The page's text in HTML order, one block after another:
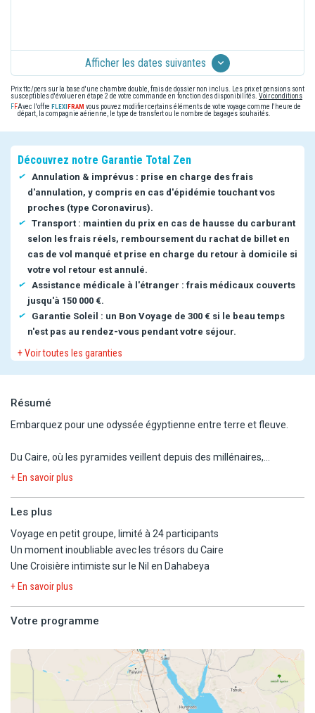
Afficher les dates suivantes
Prix ttc/pers sur la base d'une chambre double, frais de dossier non inclus. Les prix et pensions sont
susceptibles d'évoluer en étape 2 de votre commande en fonction des disponibilités. Voir conditions
Avec l'offre
vous pouvez modifier certains éléments de votre voyage comme l'heure de
départ, la compagnie aérienne, le type de transfert ou le nombre de bagages souhaités.
Découvrez notre Garantie Total Zen
Annulation & imprévus : prise en charge des frais
d'annulation, y compris en cas d'épidémie touchant vos
proches (type Coronavirus).
Transport : maintien du prix en cas de hausse du carburant
selon les frais réels, remboursement du rachat de billet en
cas de vol manqué et prise en charge du retour à domicile si
votre vol retour est annulé.
Assistance médicale à l'étranger : frais médicaux couverts
jusqu'à 150 000 €.
Garantie Soleil : un Bon Voyage de 300 € si le beau temps
n'est pas au rendez-vous pendant votre séjour.
+ Voir toutes les garanties
Résumé
Embarquez pour une odyssée égyptienne entre terre et fleuve.
Du Caire, où les pyramides veillent depuis des millénaires,
jusqu'aux rives sacrées du Nil, vous plongez au cœur de l'histoire
doucement entre visites mythiques — Vallée des Rois, temples
escale dévoile un pan de légende, chaque coucher de soleil un
moment suspendu.
Un voyage inoubliable entre mystère, splendeur et sérénité.
+ En savoir plus
Les plus
Voyage en petit groupe, limité à 24 participants
Un moment inoubliable avec les trésors du Caire
Une Croisière intimiste sur le Nil en Dahabeya
+ En savoir plus
Votre programme